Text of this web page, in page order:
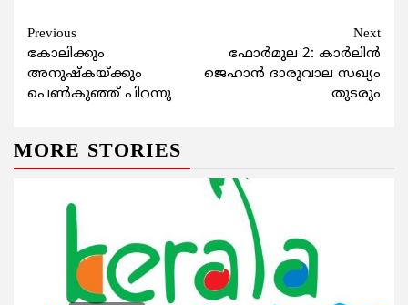
Continue
Reading
Previous
കോലിക്കും
അനുഷ്കയ്ക്കും
പെണ്‍കുഞ്ഞ് പിറന്നു
Next
ഫോര്‍മുല 2: കാര്‍ലിന്‍
ജെഹാന്‍ ദാരുവാല സഖ്യം
തുടരും
MORE STORIES